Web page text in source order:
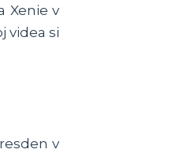
Xenie v
videa si
v